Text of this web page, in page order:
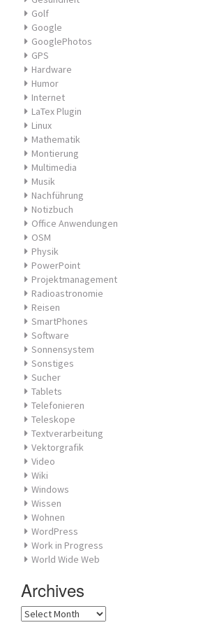
Golf
Google
GooglePhotos
GPS
Hardware
Humor
Internet
LaTex Plugin
Linux
Mathematik
Montierung
Multimedia
Musik
Nachführung
Notizbuch
Office Anwendungen
OSM
Physik
PowerPoint
Projektmanagement
Radioastronomie
Reisen
SmartPhones
Software
Sonnensystem
Sonstiges
Sucher
Tablets
Telefonieren
Teleskope
Textverarbeitung
Vektorgrafik
Video
Wiki
Windows
Wissen
Wohnen
WordPress
Work in Progress
World Wide Web
Archives
Archives